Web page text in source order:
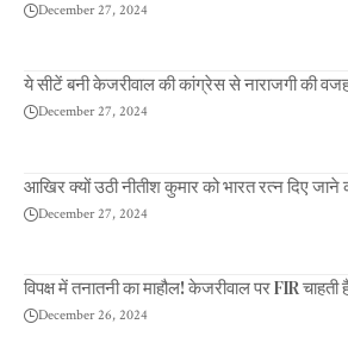
December 27, 2024
ये सीटें बनी केजरीवाल की कांग्रेस से नाराजगी की
December 27, 2024
आखिर क्यों उठी नीतीश कुमार को भारत रत्न दिए जाने
December 27, 2024
विपक्ष में तनातनी का माहौल! केजरीवाल पर FIR
December 26, 2024